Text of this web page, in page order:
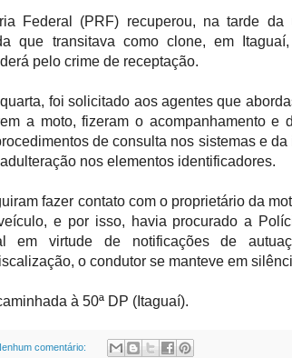
Federal (PRF) recuperou, na tarde da
que transitava como clone, em
pelo crime de receptação.
foi solicitado aos agentes que
a moto, fizeram o acompanhamento e
de consulta nos sistemas e
nos elementos identificadores.
fazer contato com o proprietário da
e por isso, havia procurado a
em virtude de notificações de
o condutor se manteve em
à 50ª DP (Itaguaí).
comentário: